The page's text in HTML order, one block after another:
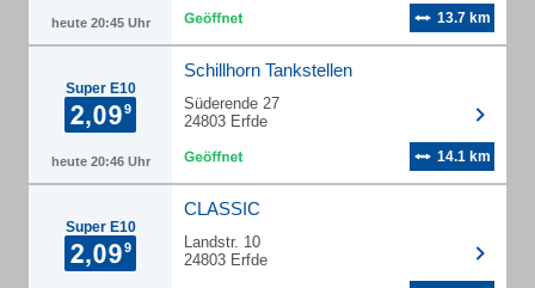
heute 20:45 Uhr 13.7 km
Super E10
heute 20:46 Uhr
Schillhorn Tankstellen
Süderende 27
24803 Erfde
14.1 km
Super E10
CLASSIC
Landstr. 10
24803 Erfde